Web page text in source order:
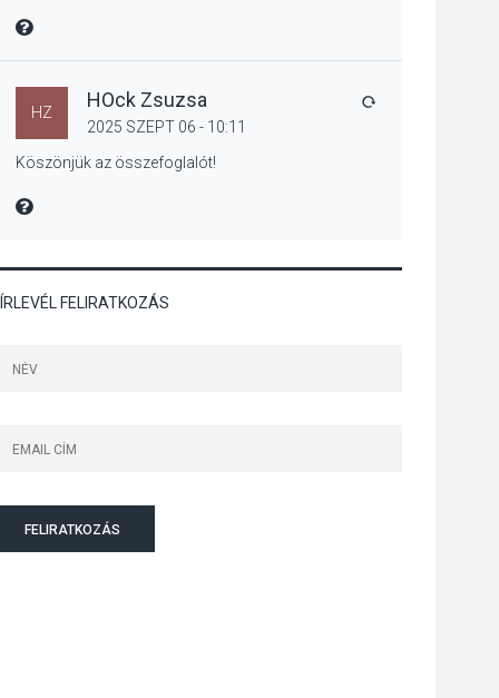
termésmennyisége
búcsúhétvége lesz
MIRE MONDTA
HZ
HOck Zsuzsa
2025 SZEPT 06 - 10:11
Köszönjük az összefoglalót!
MIRE MONDTA
FELIRATKOZÁS
FELIRATKOZÁS